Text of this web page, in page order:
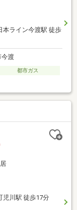
本ライン今渡駅 徒歩
今渡
都市ガス
児川駅 徒歩17分